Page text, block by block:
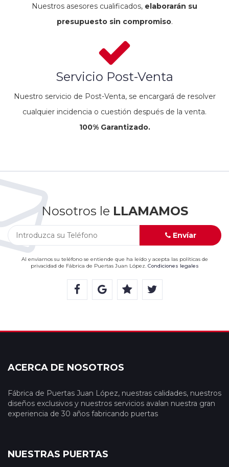
Nuestros asesores cualificados, elaborarán su
presupuesto sin compromiso.
Servicio Post-Venta
Nuestro servicio de Post-Venta, se encargará de resolver
cualquier incidencia o cuestión después de la venta.
100% Garantizado.
Nosotros le LLAMAMOS
Envíar
Al enviarnos su teléfono se entiende que ha leído y acepta las políticas de
privacidad de Fábrica de Puertas Juan López. Condiciones legales
ACERCA DE NOSOTROS
Fábrica de Puertas Juan López, nuestras calidades, nuestros
diseños exclusivos y nuestros servicios avalan nuestra gran
experiencia de 30 años fabricando puertas
NUESTRAS PUERTAS